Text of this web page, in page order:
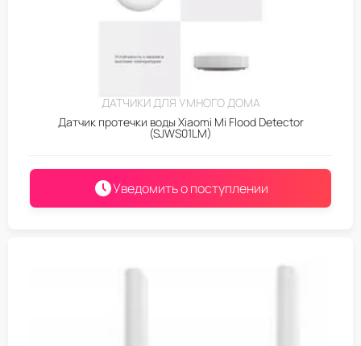
ДАТЧИКИ ДЛЯ УМНОГО ДОМА
Датчик протечки воды Xiaomi Mi Flood Detector
(SJWS01LM)
Уведомить о поступлении